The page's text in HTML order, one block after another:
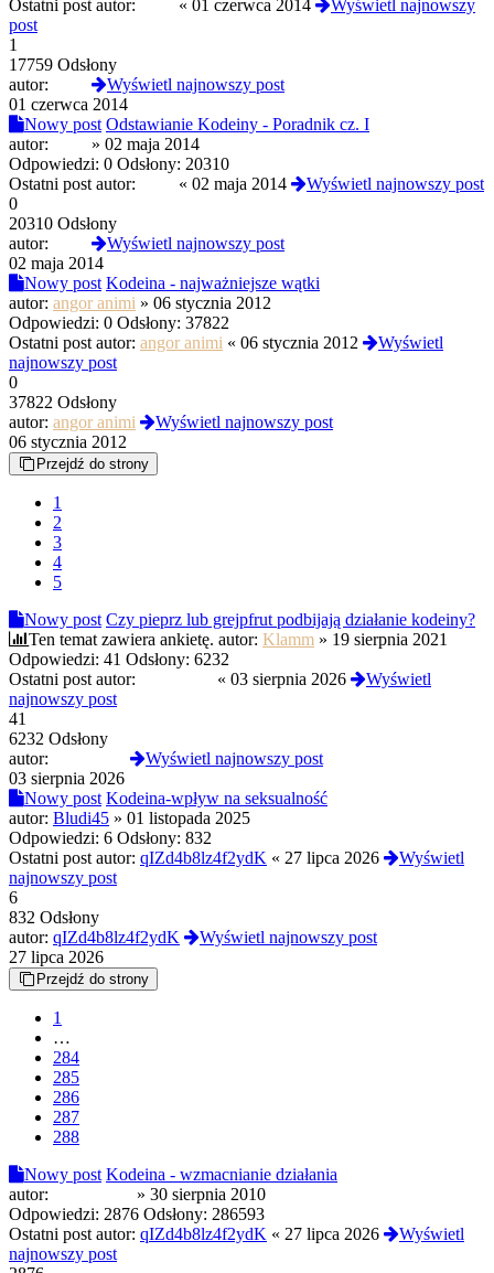
Ostatni post autor: « 01 czerwca 2014
Wyświetl najnowszy
post
1
17759 Odsłony
autor:
Wyświetl najnowszy post
01 czerwca 2014
Nowy post Odstawianie Kodeiny - Poradnik cz. I
autor:
» 02 maja 2014
Odpowiedzi: 0 Odsłony: 20310
Ostatni post autor:
« 02 maja 2014
Wyświetl najnowszy post
0
20310 Odsłony
autor:
Wyświetl najnowszy post
02 maja 2014
Nowy post Kodeina - najważniejsze wątki
autor: angor animi » 06 stycznia 2012
Odpowiedzi: 0 Odsłony: 37822
Ostatni post autor: angor animi « 06 stycznia 2012
Wyświetl
najnowszy post
0
37822 Odsłony
autor: angor animi
Wyświetl najnowszy post
06 stycznia 2012
Przejdź do strony
1
2
3
4
5
Nowy post Czy pieprz lub grejpfrut podbijają działanie kodeiny?
Ten temat zawiera ankietę. autor: Klamm » 19 sierpnia 2021
Odpowiedzi: 41 Odsłony: 6232
Ostatni post autor:
« 03 sierpnia 2026
Wyświetl
najnowszy post
41
6232 Odsłony
autor:
Wyświetl najnowszy post
03 sierpnia 2026
Nowy post Kodeina-wpływ na seksualność
autor: Bludi45 » 01 listopada 2025
Odpowiedzi: 6 Odsłony: 832
Ostatni post autor: qIZd4b8lz4f2ydK « 27 lipca 2026
Wyświetl
najnowszy post
6
832 Odsłony
autor: qIZd4b8lz4f2ydK
Wyświetl najnowszy post
27 lipca 2026
Przejdź do strony
1
…
284
285
286
287
288
Nowy post Kodeina - wzmacnianie działania
autor:
» 30 sierpnia 2010
Odpowiedzi: 2876 Odsłony: 286593
Ostatni post autor: qIZd4b8lz4f2ydK « 27 lipca 2026
Wyświetl
najnowszy post